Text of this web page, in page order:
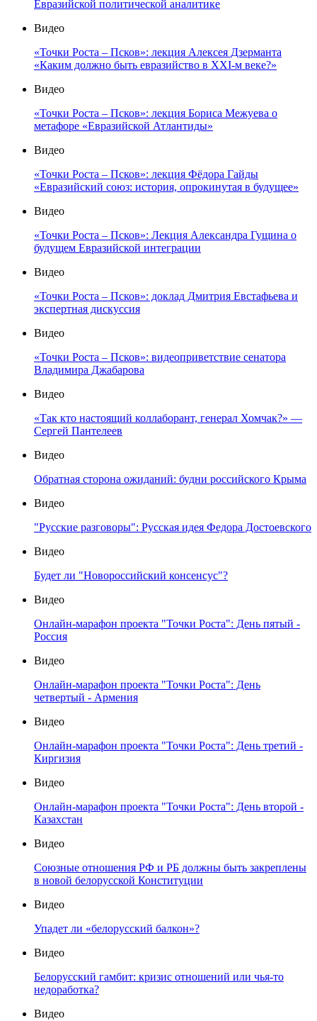
Евразийской политической аналитике
Видео
«Точки Роста – Псков»: лекция Алексея Дзерманта
«Каким должно быть евразийство в XXI-м веке?»
Видео
«Точки Роста – Псков»: лекция Бориса Межуева о
метафоре «Евразийской Атлантиды»
Видео
«Точки Роста – Псков»: лекция Фёдора Гайды
«Евразийский союз: история, опрокинутая в будущее»
Видео
«Точки Роста – Псков»: Лекция Александра Гущина о
будущем Евразийской интеграции
Видео
«Точки Роста – Псков»: доклад Дмитрия Евстафьева и
экспертная дискуссия
Видео
«Точки Роста – Псков»: видеоприветствие сенатора
Владимира Джабарова
Видео
«Так кто настоящий коллаборант, генерал Хомчак?» —
Сергей Пантелеев
Видео
Обратная сторона ожиданий: будни российского Крыма
Видео
"Русские разговоры": Русская идея Федора Достоевского
Видео
Будет ли "Новороссийский консенсус"?
Видео
Онлайн-марафон проекта "Точки Роста": День пятый -
Россия
Видео
Онлайн-марафон проекта "Точки Роста": День
четвертый - Армения
Видео
Онлайн-марафон проекта "Точки Роста": День третий -
Киргизия
Видео
Онлайн-марафон проекта "Точки Роста": День второй -
Казахстан
Видео
Союзные отношения РФ и РБ должны быть закреплены
в новой белорусской Конституции
Видео
Упадет ли «белорусский балкон»?
Видео
Белорусский гамбит: кризис отношений или чья-то
недоработка?
Видео